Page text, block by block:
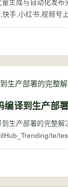
手,小红书,视频
译到生产部
生产部署的完整